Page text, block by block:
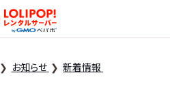
ロリポップ！レンタル
お知らせ 新着情報